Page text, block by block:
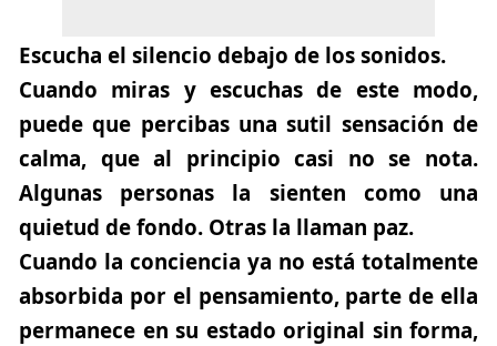
Escucha el silencio debajo de los sonidos.
Cuando miras y escuchas de este modo,
puede que percibas una sutil sensación de
calma, que al principio casi no se nota.
Algunas personas la sienten como una
quietud de fondo. Otras la llaman paz.
Cuando la conciencia ya no está totalmente
absorbida por el pensamiento, parte de ella
permanece en su estado original sin forma,